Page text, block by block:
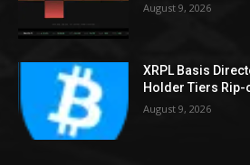
August 9, 2026
XRPL Basis
Holder Tiers Rip-
August 9, 2026